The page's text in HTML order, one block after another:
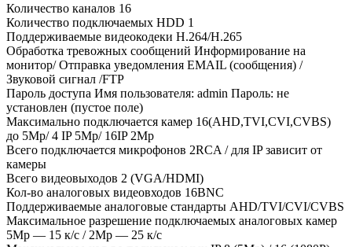
Количество каналов 16
Количество подключаемых HDD 1
Поддерживаемые видеокодеки H.264/H.265
Обработка тревожных сообщений Информирование на
монитор/ Отправка уведомления EMAIL (сообщения) /
Звуковой сигнал /FTP
Пароль доступа Имя пользователя: admin Пароль: не
установлен (пустое поле)
Максимально подключается камер 16(AHD,TVI,CVI,CVBS)
до 5Mp/ 4 IP 5Mp/ 16IP 2Mp
Всего подключается микрофонов 2RCA / для IP зависит от
камеры
Всего видеовыходов 2 (VGA/HDMI)
Кол-во аналоговых видеовходов 16BNC
Поддерживаемые аналоговые стандарты AHD/TVI/CVI/CVBS
Максимальное разрешение подключаемых аналоговых камер
5Mp — 15 к/с / 2Mp — 25 к/с